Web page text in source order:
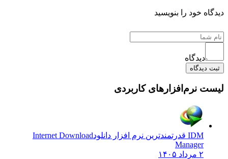
دیدگاه خود را بنویسید
دیدگاه
ثبت دیدگاه
لیست نرم‌افزارهای کاربردی
IDM قدرتمندترین نرم افزار دانلود
Internet Download
Manager
۲ مرداد ۱۴۰۵